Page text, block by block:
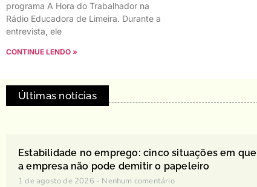
programa A Hora do Trabalhador na
Rádio Educadora de Limeira. Durante a
entrevista, ele
CONTINUE LENDO »
Últimas notícias
Estabilidade no emprego: cinco situações em que
a empresa não pode demitir o papeleiro
1 de agosto de 2026 Nenhum comentário